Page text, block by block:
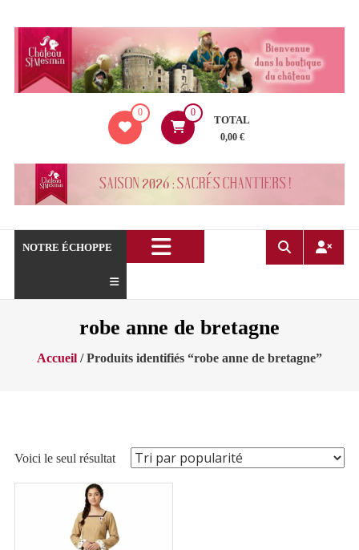
contenu
de
Mesmin
0 0
TOTAL
0,00 €
NOTRE ÉCHOPPE
robe anne de bretagne
Accueil/ Produits identifiés “robe anne de bretagne”
Voici le seul résultat